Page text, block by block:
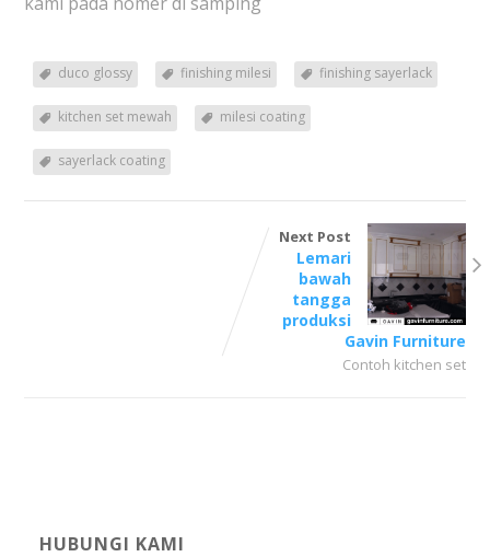
duco glossy finishing milesi finishing sayerlack
kitchen set mewah milesi coating
sayerlack coating
Next Post
Lemari
bawah
tangga
produksi
Gavin Furniture
Contoh kitchen set
HUBUNGI KAMI